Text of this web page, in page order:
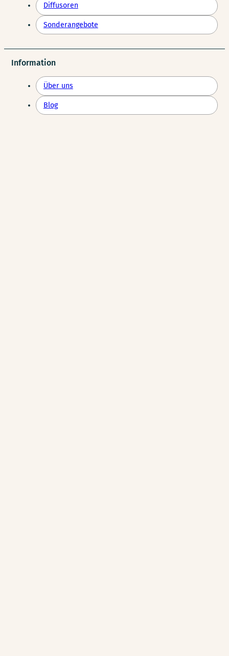
Diffusoren
Sonderangebote
Information
Über uns
Blog